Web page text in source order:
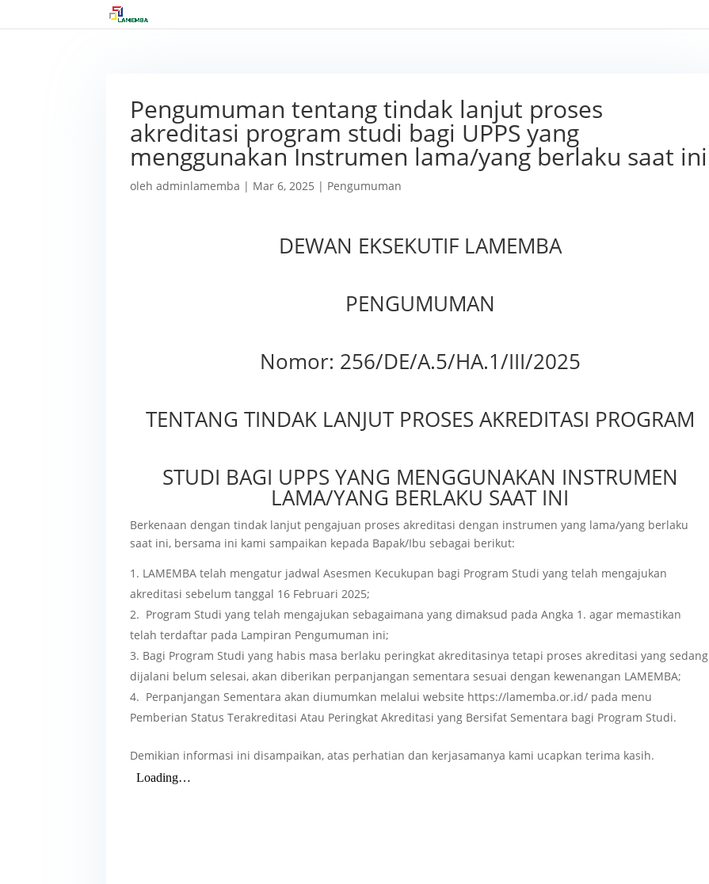
Pengumuman tentang tindak lanjut proses
akreditasi program studi bagi UPPS yang
menggunakan Instrumen lama/yang berlaku saat ini
olehadminlamemba | Mar 6, 2025 | Pengumuman
DEWAN EKSEKUTIF LAMEMBA
PENGUMUMAN
Nomor: 256/DE/A.5/HA.1/III/2025
TENTANG TINDAK LANJUT PROSES AKREDITASI PROGRAM
STUDI BAGI UPPS YANG MENGGUNAKAN INSTRUMEN
LAMA/YANG BERLAKU SAAT INI
Berkenaan dengan tindak lanjut pengajuan proses akreditasi dengan instrumen yang lama/yang berlaku
saat ini, bersama ini kami sampaikan kepada Bapak/Ibu sebagai berikut:
LAMEMBA telah mengatur jadwal Asesmen Kecukupan bagi Program Studi yang telah mengajukan
akreditasi sebelum tanggal 16 Februari 2025;
Program Studi yang telah mengajukan sebagaimana yang dimaksud pada Angka 1. agar memastikan
telah terdaftar pada Lampiran Pengumuman ini;
Bagi Program Studi yang habis masa berlaku peringkat akreditasinya tetapi proses akreditasi yang sedang
dijalani belum selesai, akan diberikan perpanjangan sementara sesuai dengan kewenangan LAMEMBA;
Perpanjangan Sementara akan diumumkan melalui website https://lamemba.or.id/ pada menu
Pemberian Status Terakreditasi Atau Peringkat Akreditasi yang Bersifat Sementara bagi Program Studi.
Demikian informasi ini disampaikan, atas perhatian dan kerjasamanya kami ucapkan terima kasih.